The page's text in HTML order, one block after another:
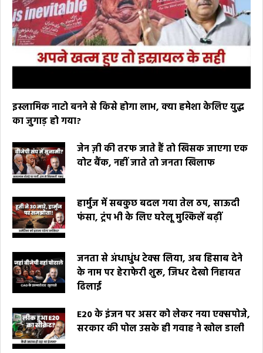
इस्लामिक नाटो बनने से किसे होगा लाभ, क्या हमेशा केलिए युद्ध
का जुगाड़ हो गया?
जेन ज़ी की तरफ जाते हैं तो खिसक जाएगा एक
वोट बैंक, नहीं जाते तो जनता खिलाफ
हार्मुज में सबकुछ बदल गया तेल ठप, साऊदी
फंसा, ट्रंप भी के लिए घरेलू मुश्किलें बढ़ीं
जनता से अंधाधुंध टेक्स लिया, अब हिसाब देने
के नाम पर हेराफेरी शुरू, जिधर देखो निहायत
ढिलाई
E20 के इंजन पर असर को लेकर नया एक्सपोजे,
सरकार की पोल उसके ही गवाह ने खोल डाली